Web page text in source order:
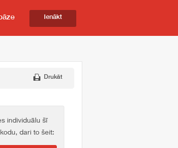
Ienākt
Drukāt
individuālu šī
dari to šeit: